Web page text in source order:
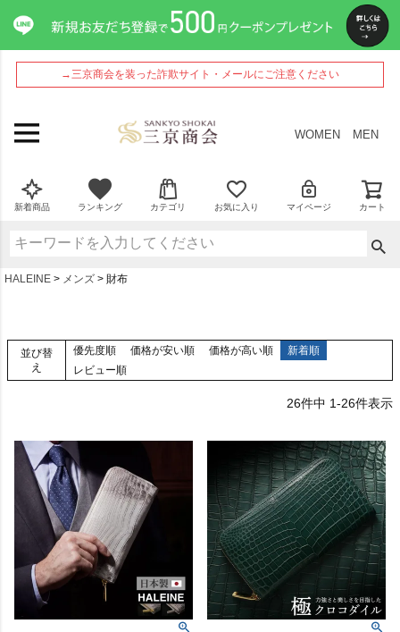
→三京商会を装った詐欺サイト・メールにご注意ください
WOMEN MEN
新着商品 ランキング カテゴリ お気に入り マイページ カート
HALEINE メンズ 財布
並び替
え
優先度順 価格が安い順 価格が高い順
新着順
レビュー順
26件中 1-26件表示